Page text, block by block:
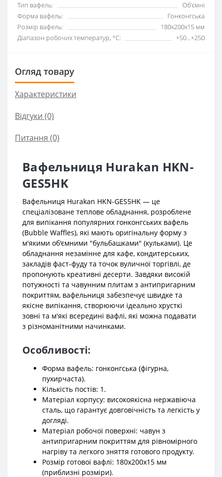
Тип вафель:
Об'ємні
Форма вафель:
Гонконгська
Розмір вафель:
180x200x15 мм
Діапазон робочих температур, °C:
+50...+250
Огляд товару
Характеристики
Відгуки (0)
Питання (0)
Вафельниця Hurakan HKN-
GES5HK
Вафельниця Hurakan HKN-GES5HK — це
спеціалізоване теплове обладнання, розроблене
для випікання популярних гонконгських вафель
(Bubble Waffles), які мають оригінальну форму з
м'якими об'ємними "бульбашками" (кульками). Це
обладнання незамінне для кафе, кондитерських,
закладів фаст-фуду та точок вуличної торгівлі, де
пропонують креативні десерти. Завдяки високій
потужності та чавунним плитам з антипригарним
покриттям, вафельниця забезпечує швидке та
якісне випікання, створюючи ідеально хрусткі
зовні та м'які всередині вафлі, які можна подавати
з різноманітними начинками.
Особливості:
Форма вафель: гонконгська (фігурна,
пухирчаста).
Кількість постів: 1.
Матеріал корпусу: високоякісна нержавіюча
сталь, що гарантує довговічність та легкість у
догляді.
Матеріал робочої поверхні: чавун з
антипригарним покриттям для рівномірного
нагріву та легкого зняття готового продукту.
Розмір готової вафлі: 180х200х15 мм
(приблизні розміри).